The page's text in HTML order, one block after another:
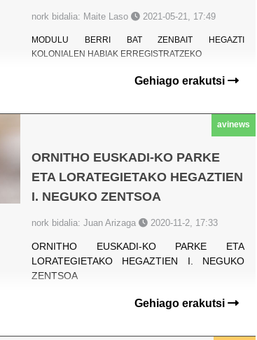
nork bidalia: Maite Laso 2021-05-21, 17:49
MODULU BERRI BAT ZENBAIT HEGAZTI
KOLONIALEN HABIAK ERREGISTRATZEKO
Gehiago erakutsi
avinews
ORNITHO EUSKADI-KO PARKE
ETA LORATEGIETAKO HEGAZTIEN
I. NEGUKO ZENTSOA
nork bidalia: Juan Arizaga 2020-11-2, 17:33
ORNITHO EUSKADI-KO PARKE ETA
LORATEGIETAKO HEGAZTIEN I. NEGUKO
ZENTSOA
Gehiago erakutsi